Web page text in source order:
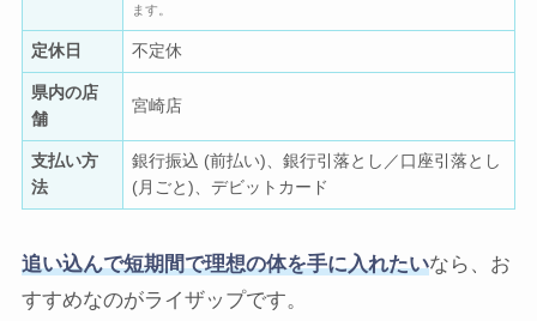
ます。
定休日 不定休
県内の店
舗
宮崎店
支払い方
法
銀行振込 (前払い)、銀行引落とし／口座引落とし
(月ごと)、デビットカード
追い込んで短期間で理想の体を手に入れたいなら、お
すすめなのがライザップです。